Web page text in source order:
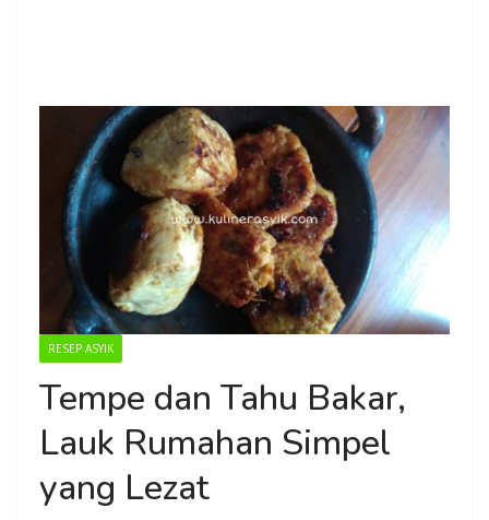
RESEP ASYIK
Tempe dan Tahu Bakar,
Lauk Rumahan Simpel
yang Lezat